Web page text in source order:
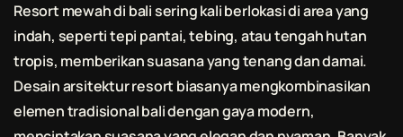
Resort mewah di balisering kali berlokasi di area yang
indah, seperti tepi pantai, tebing, atau tengah hutan
tropis, memberikan suasana yang tenang dan damai.
Desain arsitektur resort biasanya mengkombinasikan
elemen tradisionalbalidengan gaya modern,